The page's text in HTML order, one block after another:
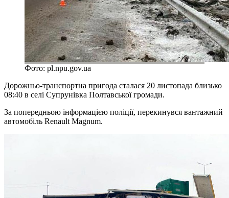
Фото: pl.npu.gov.ua
Дорожньо-транспортна пригода сталася 20 листопада близько
08:40 в селі Супрунівка Полтавської громади.
За попередньою інформацією поліції, перекинувся вантажний
автомобіль Renault Magnum.